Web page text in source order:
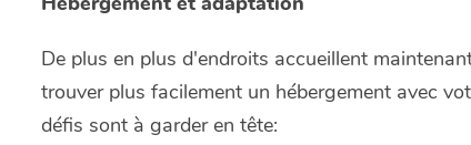
De plus en plus d'endroits accueillent
trouver plus facilement un hébergement avec
défis sont à garder en tête: